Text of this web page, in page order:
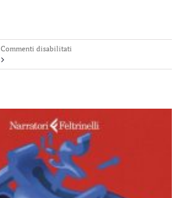
Commenti disabilitati